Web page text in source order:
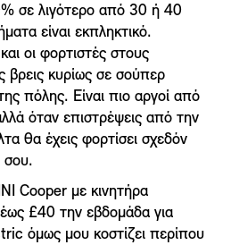
σε λιγότερο από 30 ή 40
είναι εκπληκτικό.
οι φορτιστές στους
κυρίως σε σούπερ
πόλης. Είναι πιο αργοί από
όταν επιστρέψεις από την
θα έχεις φορτίσει σχεδόν
σου.
Cooper με κινητήρα
£40 την εβδομάδα για
όμως μου κοστίζει περίπου